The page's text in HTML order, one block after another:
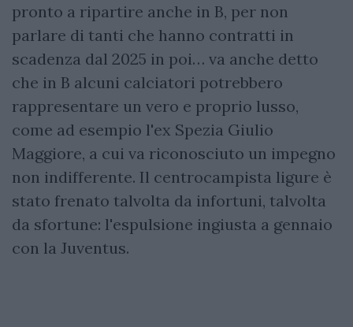
pronto a ripartire anche in B, per non
parlare di tanti che hanno contratti in
scadenza dal 2025 in poi… va anche detto
che in B alcuni calciatori potrebbero
rappresentare un vero e proprio lusso,
come ad esempio l'ex Spezia Giulio
Maggiore, a cui va riconosciuto un impegno
non indifferente. Il centrocampista ligure è
stato frenato talvolta da infortuni, talvolta
da sfortune: l'espulsione ingiusta a gennaio
con la Juventus.